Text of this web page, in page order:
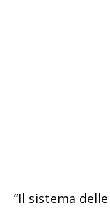
“Il sistema